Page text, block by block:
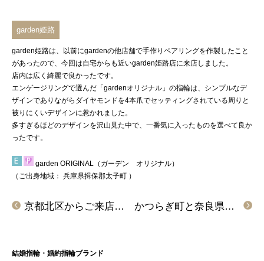
garden姫路
garden姫路は、以前にgardenの他店舗で手作りペアリングを作製したこと
があったので、今回は自宅からも近いgarden姫路店に来店しました。
店内は広く綺麗で良かったです。
エンゲージリングで選んだ「 gardenオリジナル 」の指輪は、シンプルなデ
ザインでありながらダイヤモンドを4本爪でセッティングされている周りと
被りにくいデザインに惹かれました。
多すぎるほどのデザインを沢山見た中で、一番気に入ったものを選べて良か
ったです。
garden ORIGINAL（ガーデン オリジナル）
（ご出身地域： 兵庫県揖保郡太子町 ）
かつらぎ町と奈良県大和高田市からご来店いただきPilot Bridalをご成約いただきました！
京都北区からご来店 手作りペアリング体験頂きました！
結婚指輪・婚約指輪ブランド